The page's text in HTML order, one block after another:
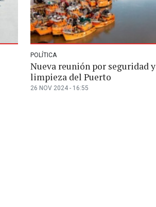
POLÍTICA
Nueva reunión por seguridad y
limpieza del Puerto
26 NOV 2024 - 16:55